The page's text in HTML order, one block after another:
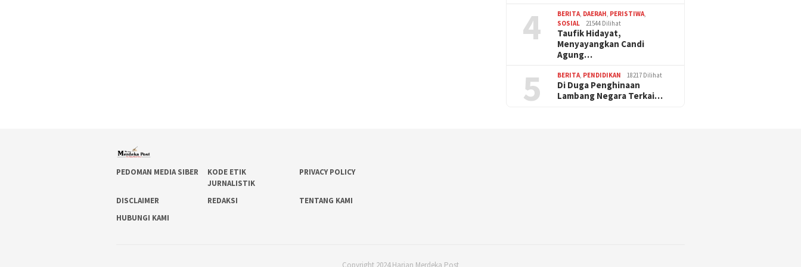
4 BERITA, DAERAH, PERISTIWA,
SOSIAL
21544 Dilihat
Taufik Hidayat,
Menyayangkan Candi
Agung…
5 BERITA, PENDIDIKAN 18217 Dilihat
Di Duga Penghinaan
Lambang Negara Terkai…
PEDOMAN MEDIA SIBER
KODE ETIK
JURNALISTIK
PRIVACY POLICY
DISCLAIMER REDAKSI
TENTANG KAMI
HUBUNGI KAMI